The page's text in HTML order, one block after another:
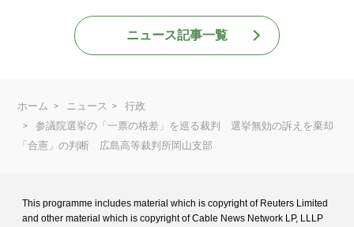
ニュース記事一覧
ホーム ニュース
行政
参議院選挙の「一票の格差」を巡る裁判 選挙無効の訴えを棄却
「合憲」の判断 広島高等裁判所岡山支部
This programme includes material which is copyright of Reuters Limited
and other material which is copyright of Cable News Network LP, LLLP